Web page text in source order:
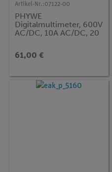
Artikel-Nr.:07122-00
PHYWE
Digitalmultimeter, 600V
AC/DC, 10A AC/DC, 20
−20°C…760°C
61,00 €